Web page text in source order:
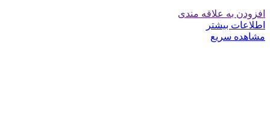
افزودن به علاقه مندی
اطلاعات بیشتر
مشاهده سریع